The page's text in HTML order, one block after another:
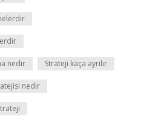
nedir Strateji kaça ayrılır
nedir